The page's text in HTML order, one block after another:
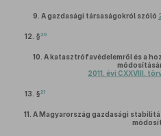
9. A gazdasági társaságokról szóló
12. §20
10. A katasztrófavédelemről és a
2011. évi CXXVIII.
13. §21
11. A Magyarország gazdasági